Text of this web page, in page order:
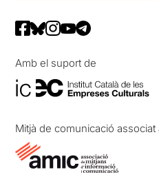
Amb el suport de
Mitjà de comunicació associat